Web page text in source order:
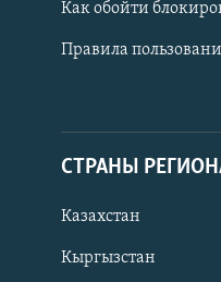
Как обойти
Правила
СТРАНЫ
Казахстан
Кыргызстан